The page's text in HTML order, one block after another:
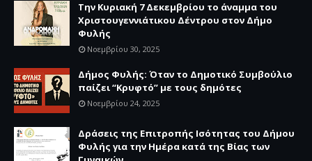
Την Κυριακή 7 Δεκεμβρίου το άναμμα του
Χριστουγεννιάτικου Δέντρου στον Δήμο
Φυλής
Νοεμβρίου 30, 2025
Δήμος Φυλής: Όταν το Δημοτικό Συμβούλιο
παίζει “Κρυφτό” με τους δημότες
Νοεμβρίου 24, 2025
Δράσεις της Επιτροπής Ισότητας του Δήμου
Φυλής για την Ημέρα κατά της Βίας των